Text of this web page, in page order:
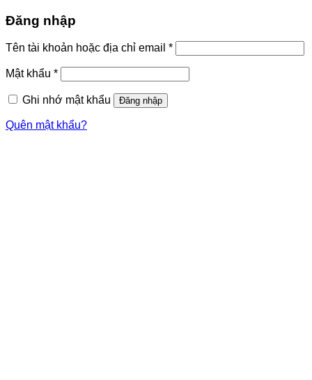
Đăng nhập
Tên tài khoản hoặc địa chỉ email *
Mật khẩu *
Ghi nhớ mật khẩu Đăng nhập
Quên mật khẩu?